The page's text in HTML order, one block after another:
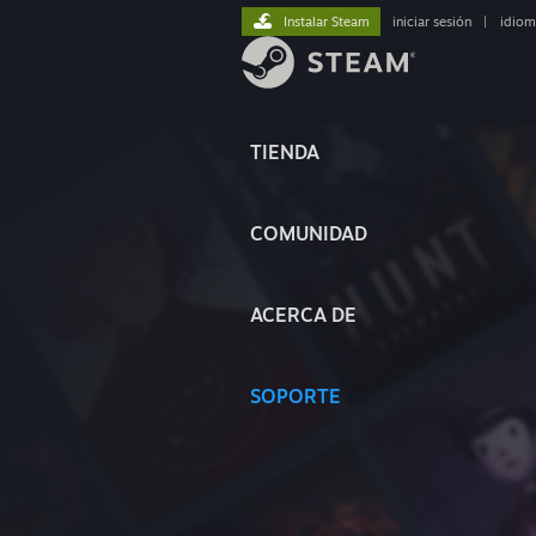
TIENDA
COMUNIDAD
ACERCA DE
SOPORTE
Instalar Steam iniciar sesión